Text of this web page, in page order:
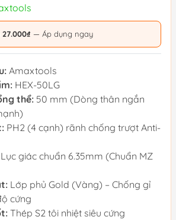
27.000₫ — Áp dụng ngay
Amaxtools
HEX-50LG
thể: 50 mm (Dòng thân ngắn
PH2 (4 cạnh) rãnh chống trượt Anti-
Lục giác chuẩn 6.35mm (Chuẩn MZ
Lớp phủ Gold (Vàng) – Chống gỉ
cứng
Thép S2 tôi nhiệt siêu cứng